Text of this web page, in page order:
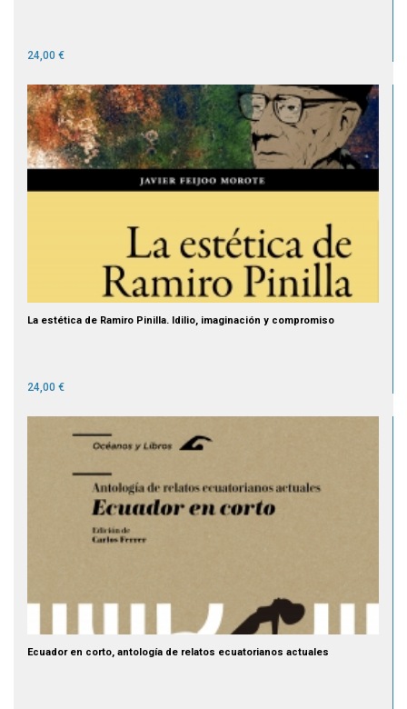
24,00 €
La estética de Ramiro Pinilla. Idilio, imaginación y compromiso
24,00 €
Ecuador en corto, antología de relatos ecuatorianos actuales